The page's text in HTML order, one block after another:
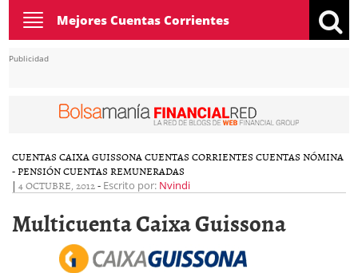
Toggle
navigation
Mejores Cuentas Corrientes
Publicidad
CUENTAS CAIXA GUISSONACUENTAS CORRIENTES CUENTAS NÓMINA
- PENSIÓNCUENTAS REMUNERADAS
| 4 OCTUBRE, 2012- Escrito por: Nvindi
Multicuenta Caixa Guissona